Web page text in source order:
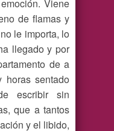
Viene
de flamas y
le importa, lo
llegado y por
de a
horas sentado
escribir sin
que a tantos
y el libido,